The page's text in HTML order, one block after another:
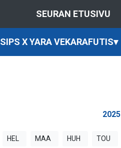
SEURAN ETUSIVU
SIPS X YARA VEKARAFUTIS▾
2025
HEL MAA HUH TOU